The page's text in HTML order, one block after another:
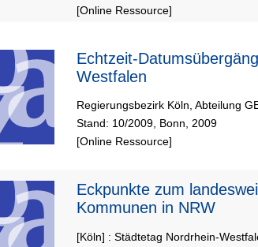
[Online Ressource]
Echtzeit-
Westfalen
Regierungsbezirk Köln, Abteilung
Stand: 10/2009, Bonn, 2009
[Online Ressource]
Eckpunkte zum
Kommunen in NRW
[Köln] : Städtetag Nordrhein-